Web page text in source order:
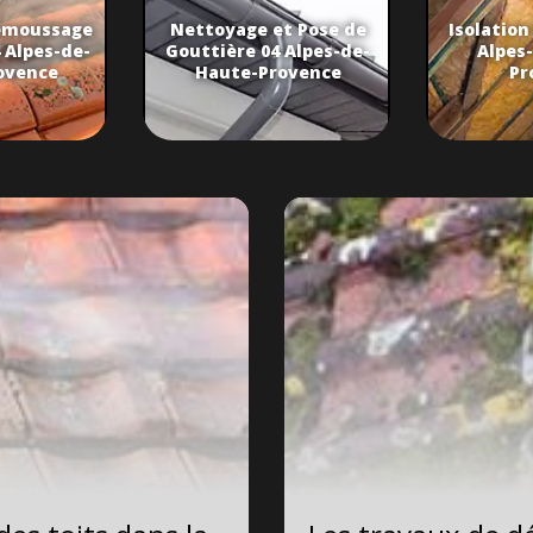
de-
Nettoyage et Pose de
Gouttière 04 Alpes-de-
Haute-Provence
Isolation